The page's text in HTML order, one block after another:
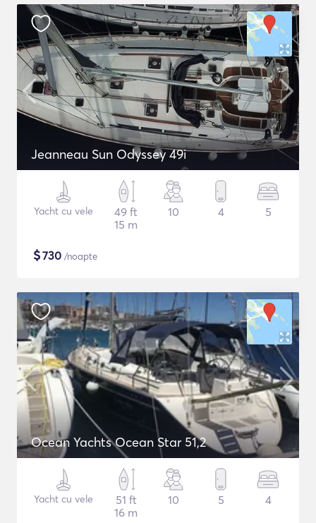
Jeanneau Sun Odyssey 49i
Yacht cu vele
49 ft
15 m
10 4 5
$730 /noapte
Ocean Yachts Ocean Star 51,2
Yacht cu vele
51 ft
16 m
10 5 4